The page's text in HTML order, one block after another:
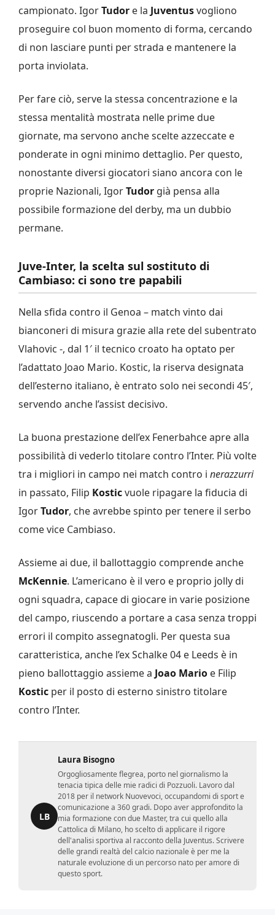
campionato. IgorTudor e la Juventusvogliono
proseguire col buon momento di forma, cercando
di non lasciare punti per strada e mantenere la
porta inviolata.
Per fare ciò, serve la stessa concentrazione e la
stessa mentalità mostrata nelle prime due
giornate, ma servono anche scelte azzeccate e
ponderate in ogni minimo dettaglio. Per questo,
nonostante diversi giocatori siano ancora con le
proprie Nazionali, IgorTudor già pensa alla
possibile formazione del derby, ma un dubbio
permane.
Juve-Inter, la scelta sul sostituto di
Cambiaso: ci sono tre papabili
Nella sfida contro il Genoa – match vinto dai
bianconeri di misura grazie alla rete del subentrato
Vlahovic -, dal 1′ il tecnico croato ha optato per
l’adattato Joao Mario. Kostic, la riserva designata
dell’esterno italiano, è entrato solo nei secondi 45′,
servendo anche l’assist decisivo.
La buona prestazione dell’ex Fenerbahce apre alla
possibilità di vederlo titolare contro l’Inter. Più volte
tra i migliori in campo nei match contro i nerazzurri
in passato, Filip Kosticvuole ripagare la fiducia di
IgorTudor, che avrebbe spinto per tenere il serbo
come vice Cambiaso.
Assieme ai due, il ballottaggio comprende anche
McKennie. L’americano è il vero e proprio jolly di
ogni squadra, capace di giocare in varie posizione
del campo, riuscendo a portare a casa senza troppi
errori il compito assegnatogli. Per questa sua
caratteristica, anche l’ex Schalke 04 e Leeds è in
pieno ballottaggio assieme a Joao Mario e Filip
Kostic per il posto di esterno sinistro titolare
contro l’Inter.
LB
Laura Bisogno
Orgogliosamente flegrea, porto nel giornalismo la
tenacia tipica delle mie radici di Pozzuoli. Lavoro dal
2018 per il network Nuovevoci, occupandomi di sport e
comunicazione a 360 gradi. Dopo aver approfondito la
mia formazione con due Master, tra cui quello alla
Cattolica di Milano, ho scelto di applicare il rigore
dell'analisi sportiva al racconto della Juventus. Scrivere
delle grandi realtà del calcio nazionale è per me la
naturale evoluzione di un percorso nato per amore di
questo sport.